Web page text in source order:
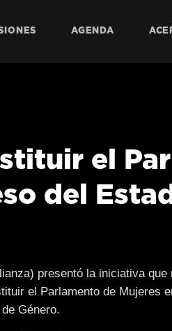
AGENDA
el
del
presentó la iniciativa
el Parlamento de Mujeres
Género.